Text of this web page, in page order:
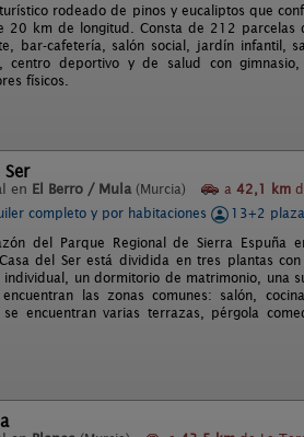
rodeado de pinos y eucaliptos que
20 km de longitud. Consta de 212 parcelas
bar-cafetería, salón social, jardín infantil,
centro deportivo y de salud con
físicos.
Ser
en El Berro / Mula (Murcia) a 42,1 km
completo y por habitaciones
13+2
del Parque Regional de Sierra Espuña
del Ser está dividida en tres plantas
un dormitorio de matrimonio, una
las zonas comunes: salón,
se encuentran varias terrazas, pérgola